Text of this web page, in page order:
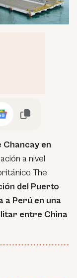
en
a nivel
The
del Puerto
a Perú en una
entre China